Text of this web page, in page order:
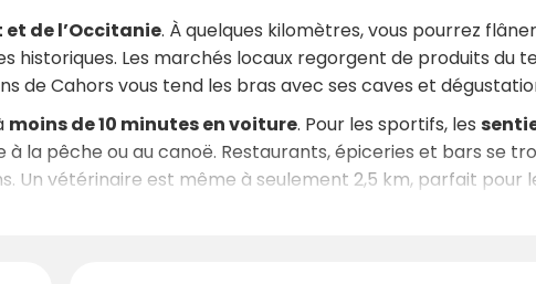
et de l’Occitanie. À quelques kilomètres, vous pourrez
historiques. Les marchés locaux regorgent de produits du
de Cahors vous tend les bras avec ses caves et
moins de 10 minutes en voiture. Pour les sportifs, les
la pêche ou au canoë. Restaurants, épiceries et bars se
Un vétérinaire est même à seulement 2,5 km, parfait pour